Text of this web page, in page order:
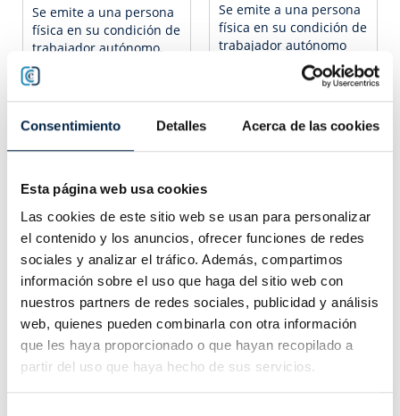
Consentimiento Detalles Acerca de las cookies
Esta página web usa cookies
Las cookies de este sitio web se usan para personalizar
el contenido y los anuncios, ofrecer funciones de redes
sociales y analizar el tráfico. Además, compartimos
información sobre el uso que haga del sitio web con
nuestros partners de redes sociales, publicidad y análisis
web, quienes pueden combinarla con otra información
que les haya proporcionado o que hayan recopilado a
partir del uso que haya hecho de sus servicios.
Se emite a una persona
física en su condición de
trabajador autónomo.
Incorpora el número de
colegiado y el colegio
profesional al que
pertenece el autónomo.
Se emite a una persona
física en su condición de
trabajador autónomo
que le permite realizar
trámites electrónicos
con terceras personas y
administraciones
públicas.
Instalación guiada
con experto - 1
dispositivo (15 min)
Empezando
desde
Precio 12,39 €
Configurar
Consulta con un
experto (15 min)
Empezando
desde
Precio 12,39 €
Configurar